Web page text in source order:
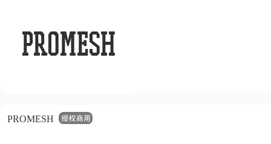
PROMESH